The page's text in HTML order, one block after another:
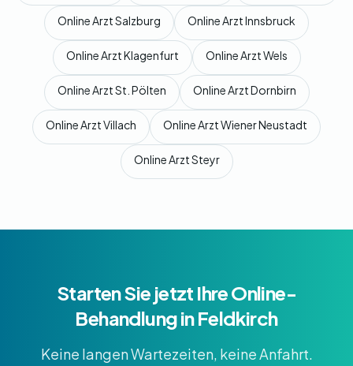
Online Arzt Salzburg Online Arzt Innsbruck
Online Arzt Klagenfurt Online Arzt Wels
Online Arzt St. Pölten Online Arzt Dornbirn
Online Arzt Villach Online Arzt Wiener Neustadt
Online Arzt Steyr
Starten Sie jetzt Ihre Online-
Behandlung in Feldkirch
Keine langen Wartezeiten, keine Anfahrt.